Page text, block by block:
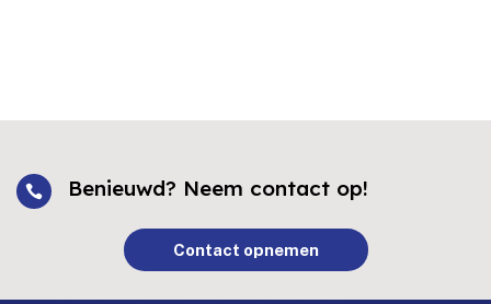
 Benieuwd? Neem contact op!
Contact opnemen